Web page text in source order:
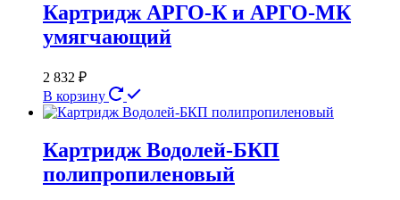
Картридж АРГО-К и АРГО-МК
умягчающий
2 832 ₽
В корзину
Картридж Водолей-БКП
полипропиленовый